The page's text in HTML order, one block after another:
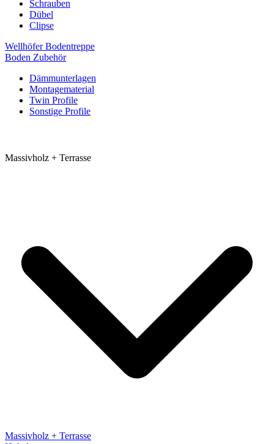
Schrauben
Dübel
Clipse
Wellhöfer Bodentreppe
Boden Zubehör
Dämmunterlagen
Montagematerial
Twin Profile
Sonstige Profile
Massivholz + Terrasse
Massivholz + Terrasse